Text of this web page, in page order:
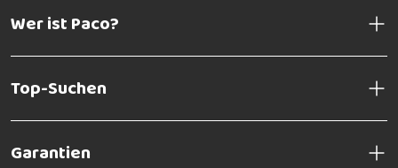
Wer ist Paco?
Top-Suchen
Garantien